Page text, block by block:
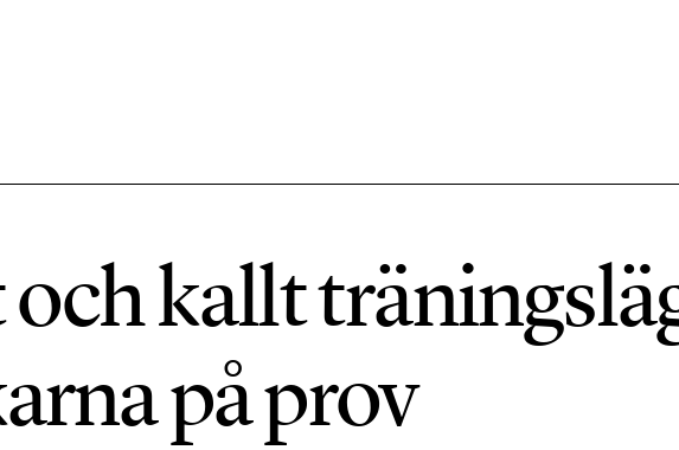
1492 ARTIKLAR
Klimat
612 ARTIKLAR
Mat & jordbruk
kallt
på prov